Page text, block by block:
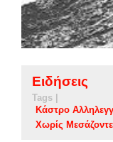
Ειδήσεις
Tags |
Κάστρο
Χωρίς